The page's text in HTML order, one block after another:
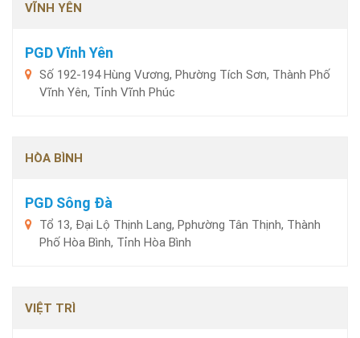
VĨNH YÊN
PGD Vĩnh Yên
Số 192-194 Hùng Vương, Phường Tích Sơn, Thành Phố
Vĩnh Yên, Tỉnh Vĩnh Phúc
HÒA BÌNH
PGD Sông Đà
Tổ 13, Đại Lộ Thịnh Lang, Pphường Tân Thịnh, Thành
Phố Hòa Bình, Tỉnh Hòa Bình
VIỆT TRÌ